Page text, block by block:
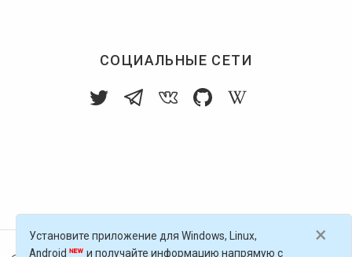
СОЦИАЛЬНЫЕ СЕТИ
×
Установите приложение для Windows, Linux,
Android
и получайте информацию напрямую с